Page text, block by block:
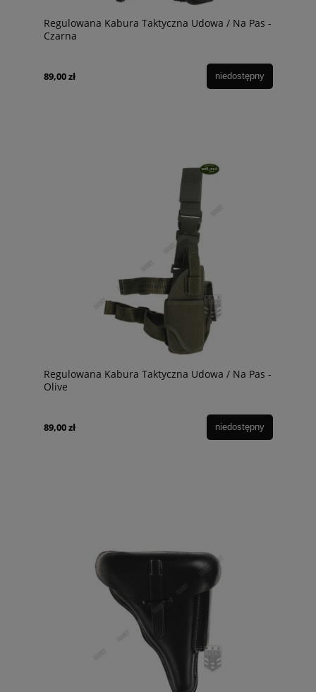
Regulowana Kabura Taktyczna Udowa / Na Pas -
Czarna
89,00 zł niedostępny
Regulowana Kabura Taktyczna Udowa / Na Pas -
Olive
89,00 zł niedostępny